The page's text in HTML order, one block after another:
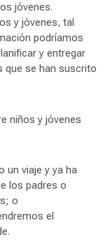
jóvenes.
y jóvenes, tal
podríamos
y entregar
que se han suscrito
niños y jóvenes
un viaje y ya ha
los padres o
o
el